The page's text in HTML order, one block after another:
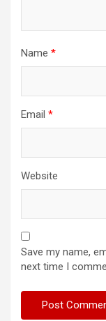
Name *
Email *
Website
Save my name,
next time I